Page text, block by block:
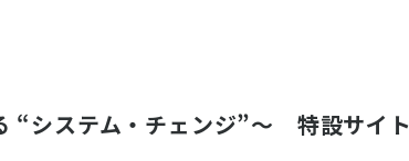
“システム・チェンジ”〜 特設サイト